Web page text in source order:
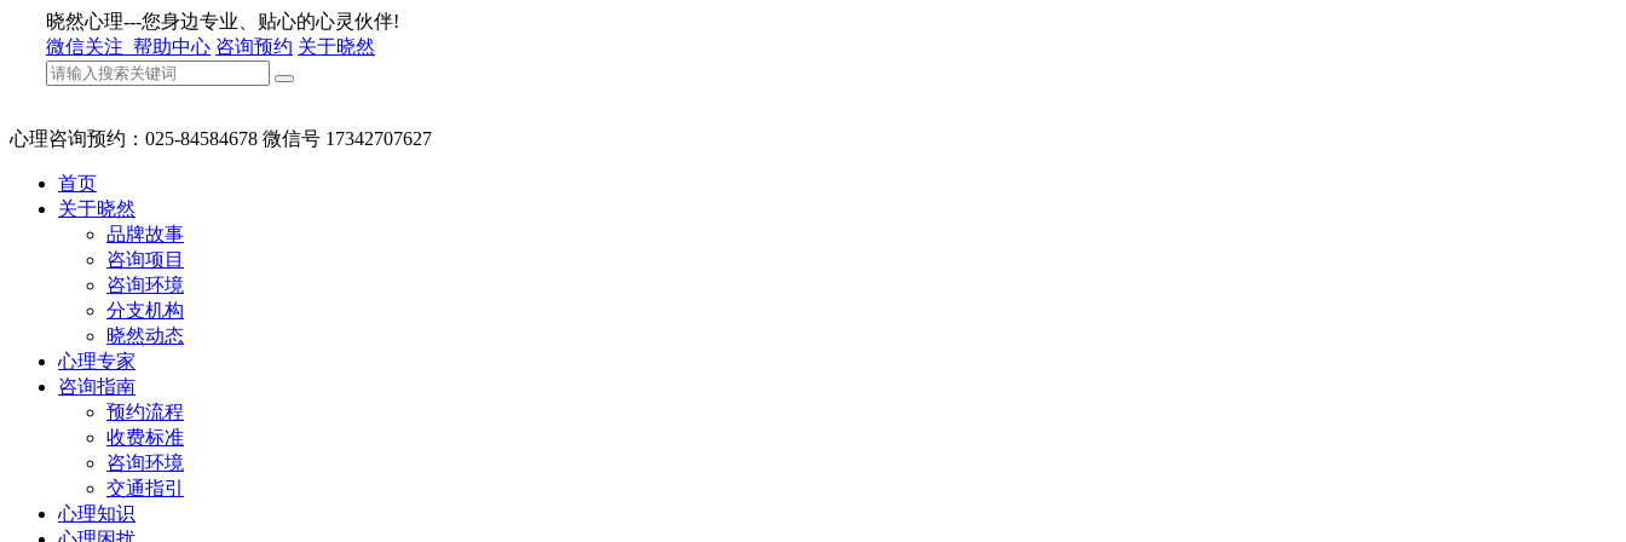
晓然心理---您身边专业、贴心的心灵伙伴!
微信关注 帮助中心 咨询预约 关于晓然
心理咨询预约：025-84584678 微信号 17342707627
首页
关于晓然
品牌故事
咨询项目
咨询环境
分支机构
晓然动态
心理专家
咨询指南
预约流程
收费标准
咨询环境
交通指引
心理知识